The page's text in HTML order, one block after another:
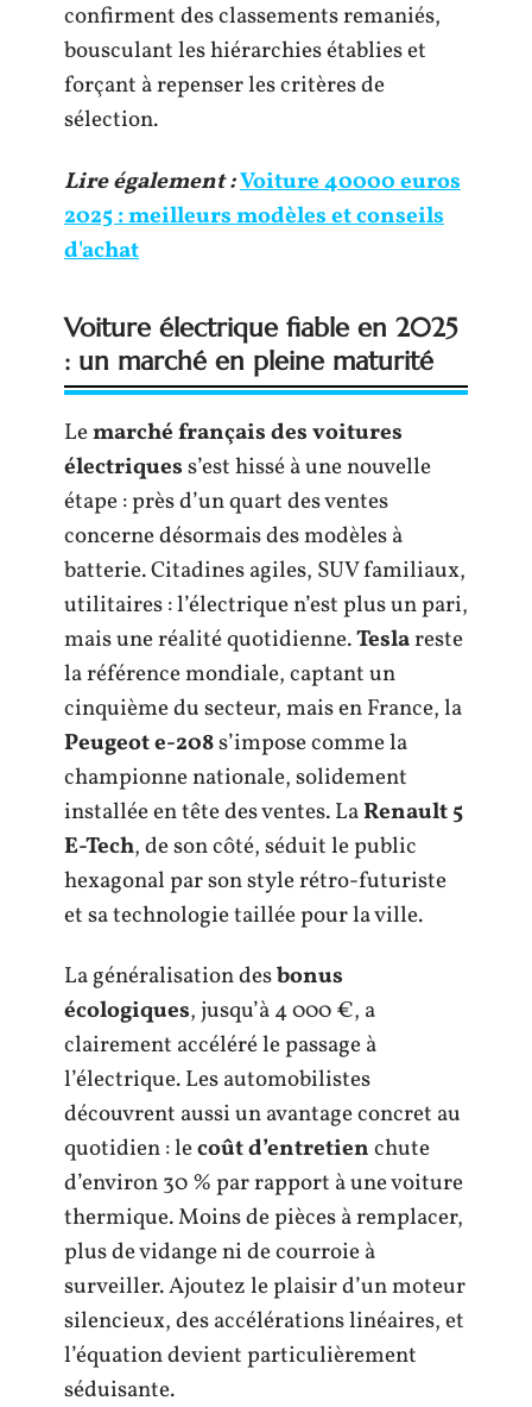
confirment des classements remaniés,
bousculant les hiérarchies établies et
forçant à repenser les critères de
sélection.
Lire également :Voiture 40000 euros
2025 : meilleurs modèles et conseils
d'achat
Voiture électrique fiable en 2025
: un marché en pleine maturité
Lemarché français des voitures
électriquess’est hissé à une nouvelle
étape : près d’un quart des ventes
concerne désormais des modèles à
batterie. Citadines agiles, SUV familiaux,
utilitaires : l’électrique n’est plus un pari,
mais une réalité quotidienne.Teslareste
la référence mondiale, captant un
cinquième du secteur, mais en France, la
Peugeot e-208s’impose comme la
championne nationale, solidement
installée en tête des ventes. LaRenault 5
E-Tech, de son côté, séduit le public
hexagonal par son style rétro-futuriste
et sa technologie taillée pour la ville.
La généralisation desbonus
écologiques, jusqu’à 4 000 €, a
clairement accéléré le passage à
l’électrique. Les automobilistes
découvrent aussi un avantage concret au
quotidien : lecoût d’entretienchute
d’environ 30 % par rapport à une voiture
thermique. Moins de pièces à remplacer,
plus de vidange ni de courroie à
surveiller. Ajoutez le plaisir d’un moteur
silencieux, des accélérations linéaires, et
l’équation devient particulièrement
séduisante.